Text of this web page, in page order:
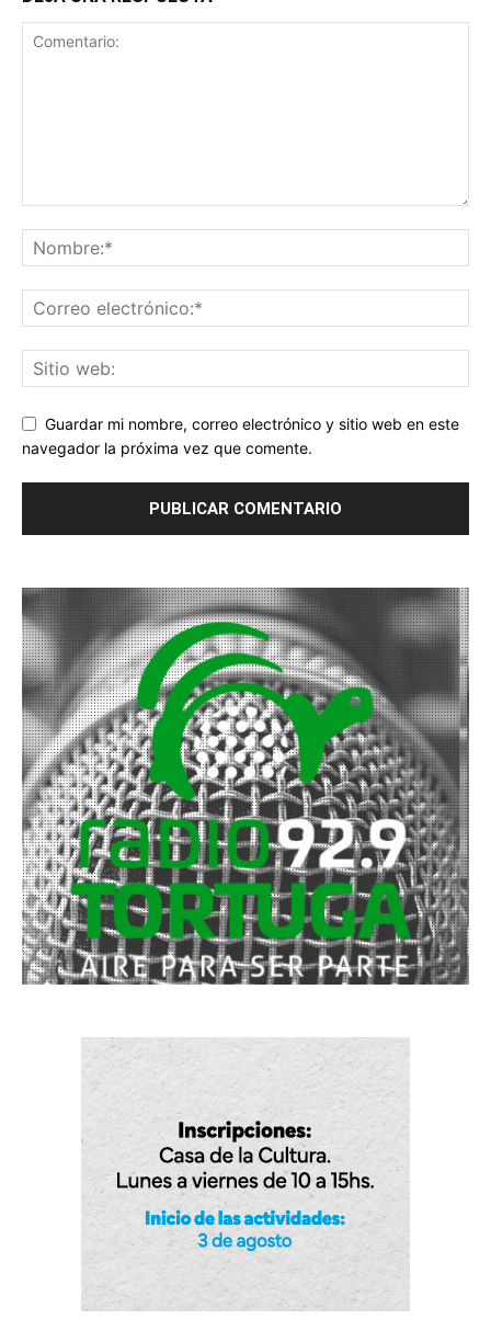
Guardar mi nombre, correo electrónico y sitio web en este
navegador la próxima vez que comente.